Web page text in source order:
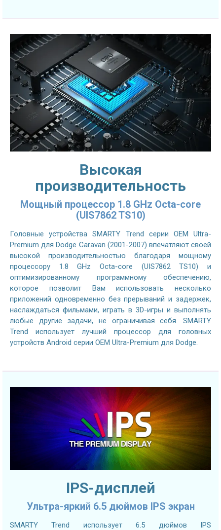
Высокая
производительность
Мощный процессор 1.8 GHz Octa-core
(UIS7862 TS10)
Головные устройства SMARTY Trend серии OEM Ultra-
Premium для Dodge Caravan (2001-2007) впечатляют своей
высокой производительностью благодаря мощному
процессору 1.8 GHz Octa-core (UIS7862 TS10) и
оптимизированному программному обеспечению,
которое позволит Вам использовать несколько
приложений одновременно без прерываний и задержек,
наслаждаться фильмами, играть в 3D-игры и выполнять
любые другие задачи, не ограничивая себя. SMARTY
Trend использует лучший процессор для головных
устройств Android серии OEM Ultra-Premium для Dodge.
IPS-дисплей
Ультра-яркий 6.5 дюймов IPS экран
SMARTY Trend использует 6.5 дюймов IPS